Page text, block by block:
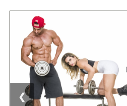
Entrevistas
Antes
Depois
Superação
Fisiculturismo
❮